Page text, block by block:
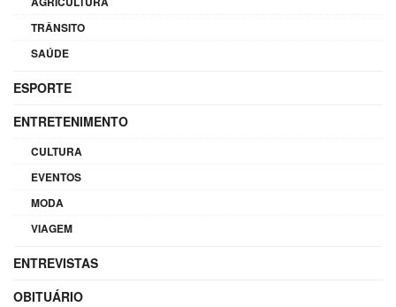
TRÂNSITO
SAÚDE
ESPORTE
ENTRETENIMENTO
CULTURA
EVENTOS
MODA
VIAGEM
ENTREVISTAS
OBITUÁRIO